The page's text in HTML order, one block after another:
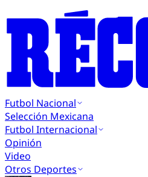
Futbol Nacional
Selección Mexicana
Futbol Internacional
Opinión
Video
Otros Deportes